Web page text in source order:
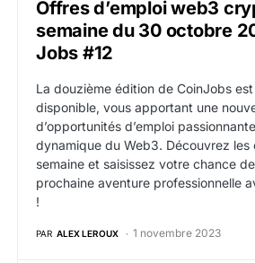
Offres d’emploi web3
semaine du 30 octobre
Jobs #12
La douzième édition de CoinJobs
disponible, vous apportant une
d’opportunités d’emploi
dynamique du Web3. Découvrez les
semaine et saisissez votre chance
prochaine aventure professionnelle
!
PAR ALEX LEROUX 1 novembre 2023